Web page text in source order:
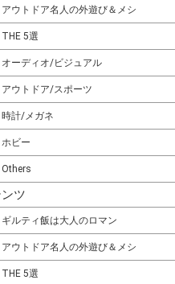
アウトドア名人の外遊び＆メシ
THE 5選
オーディオ/ビジュアル
アウトドア/スポーツ
時計/メガネ
ホビー
Others
ツ
ギルティ飯は大人のロマン
アウトドア名人の外遊び＆メシ
THE 5選